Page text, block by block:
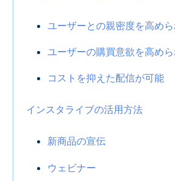
ユーザーとの親密度を高め
ユーザーの購買意欲を高め
コストを抑えた配信が可能
インスタライブの活用方法
新商品の宣伝
ウェビナー